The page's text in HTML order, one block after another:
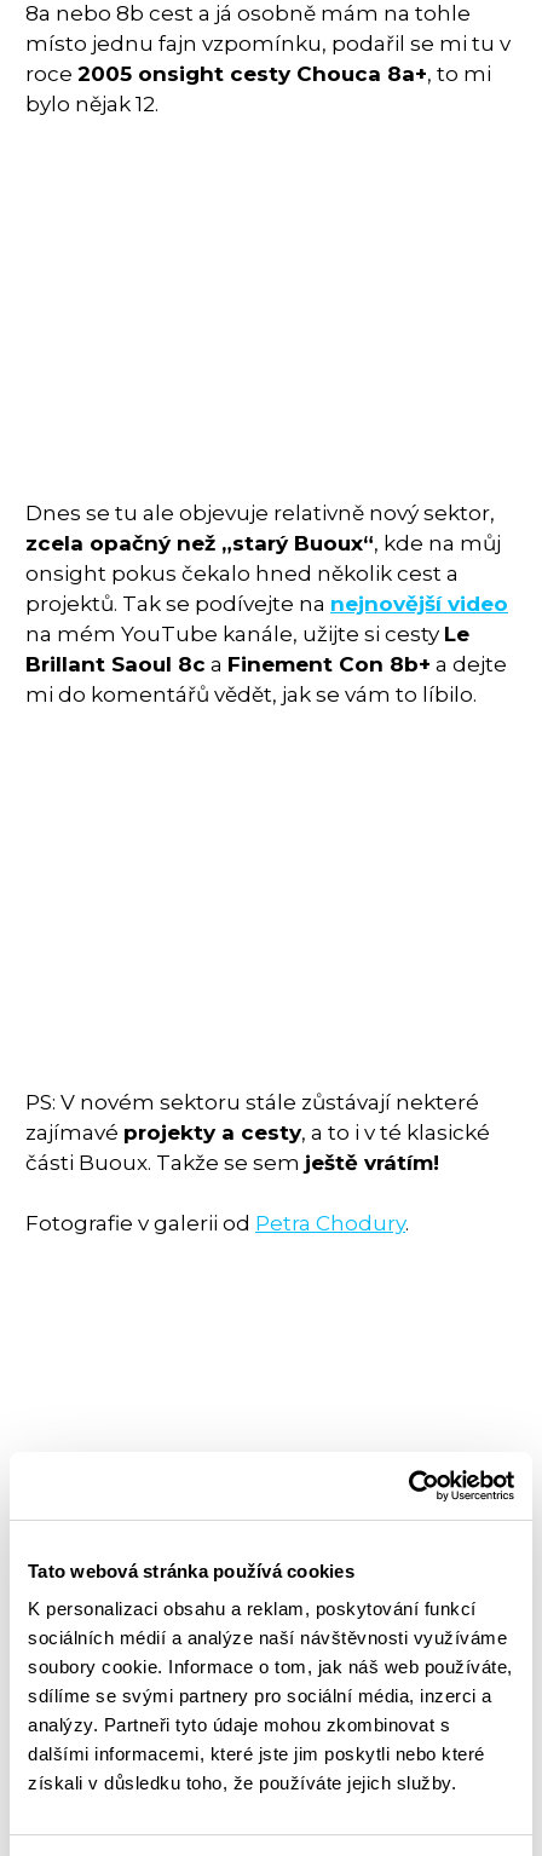
Tato webová stránka používá cookies
K personalizaci obsahu a reklam, poskytování funkcí
sociálních médií a analýze naší návštěvnosti využíváme
soubory cookie. Informace o tom, jak náš web používáte,
sdílíme se svými partnery pro sociální média, inzerci a
analýzy. Partneři tyto údaje mohou zkombinovat s
dalšími informacemi, které jste jim poskytli nebo které
získali v důsledku toho, že používáte jejich služby.
8a nebo 8b cest a já osobně mám na tohle
místo jednu fajn vzpomínku, podařil se mi tu v
roce 2005 onsight cesty Chouca 8a+, to mi
bylo nějak 12.
Dnes se tu ale objevuje relativně nový sektor,
zcela opačný než „starý Buoux“, kde na můj
onsight pokus čekalo hned několik cest a
projektů. Tak se podívejte na nejnovější video
na mém YouTube kanále, užijte si cesty Le
Brillant Saoul 8c a Finement Con 8b+ a dejte
mi do komentářů vědět, jak se vám to líbilo.
PS: V novém sektoru stále zůstávají nekteré
zajímavé projekty a cesty, a to i v té klasické
části Buoux. Takže se sem ještě vrátím!
Fotografie v galerii od Petra Chodury.